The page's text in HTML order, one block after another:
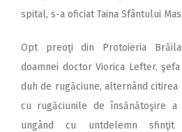
spital, s-a oficiat Taina Sfântului
Opt preoţi din Protoieria
doamnei doctor Viorica Lefter,
duh de rugăciune, alternând
cu rugăciunile de însănătoşire
ungând cu untdelemn